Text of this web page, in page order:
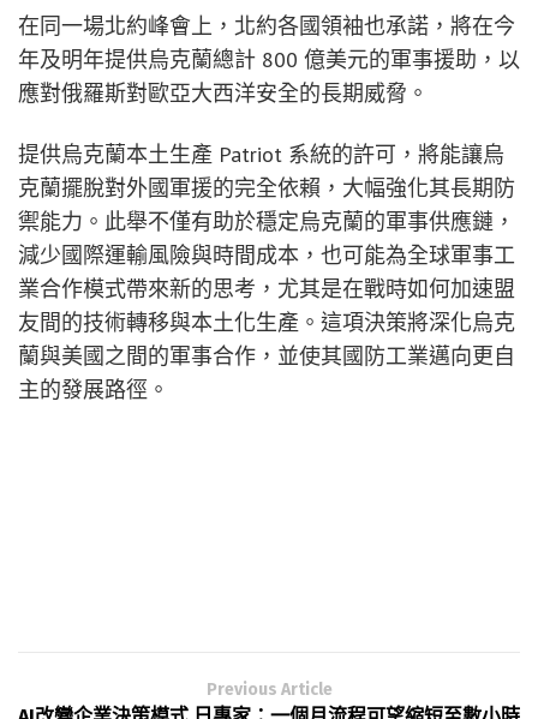
在同一場北約峰會上，北約各國領袖也承諾，將在今
年及明年提供烏克蘭總計 800 億美元的軍事援助，以
應對俄羅斯對歐亞大西洋安全的長期威脅。
提供烏克蘭本土生產 Patriot 系統的許可，將能讓烏
克蘭擺脫對外國軍援的完全依賴，大幅強化其長期防
禦能力。此舉不僅有助於穩定烏克蘭的軍事供應鏈，
減少國際運輸風險與時間成本，也可能為全球軍事工
業合作模式帶來新的思考，尤其是在戰時如何加速盟
友間的技術轉移與本土化生產。這項決策將深化烏克
蘭與美國之間的軍事合作，並使其國防工業邁向更自
主的發展路徑。
Previous Article